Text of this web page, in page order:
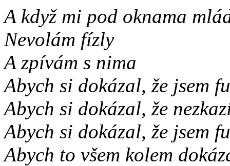
A když mi pod oknama
Nevolám fízly
A zpívám s nima
Abych si dokázal, že jsem
Abych si dokázal, že
Abych si dokázal, že jsem
Abych to všem kolem